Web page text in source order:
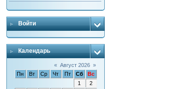
Войти
Календарь
« Август 2026 »
Пн
Вт Ср Чт Пт Сб
Вс
1
2